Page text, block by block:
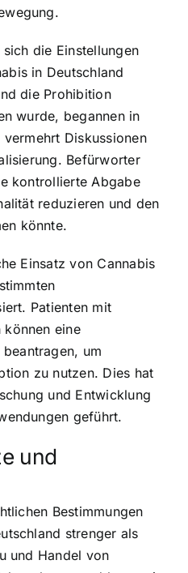
die Einstellungen
in Deutschland
die Prohibition
wurde, begannen in
Diskussionen
Befürworter
kontrollierte Abgabe
reduzieren und den
könnte.
Einsatz von Cannabis
Patienten mit
können eine
um
zu nutzen. Dies hat
und Entwicklung
geführt.
und
Bestimmungen
strenger als
und Handel von